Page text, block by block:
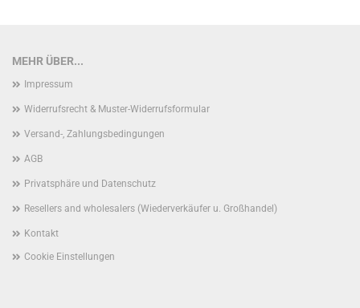
MEHR ÜBER...
Impressum
Widerrufsrecht & Muster-Widerrufsformular
Versand-, Zahlungsbedingungen
AGB
Privatsphäre und Datenschutz
Resellers and wholesalers (Wiederverkäufer u. Großhandel)
Kontakt
Cookie Einstellungen